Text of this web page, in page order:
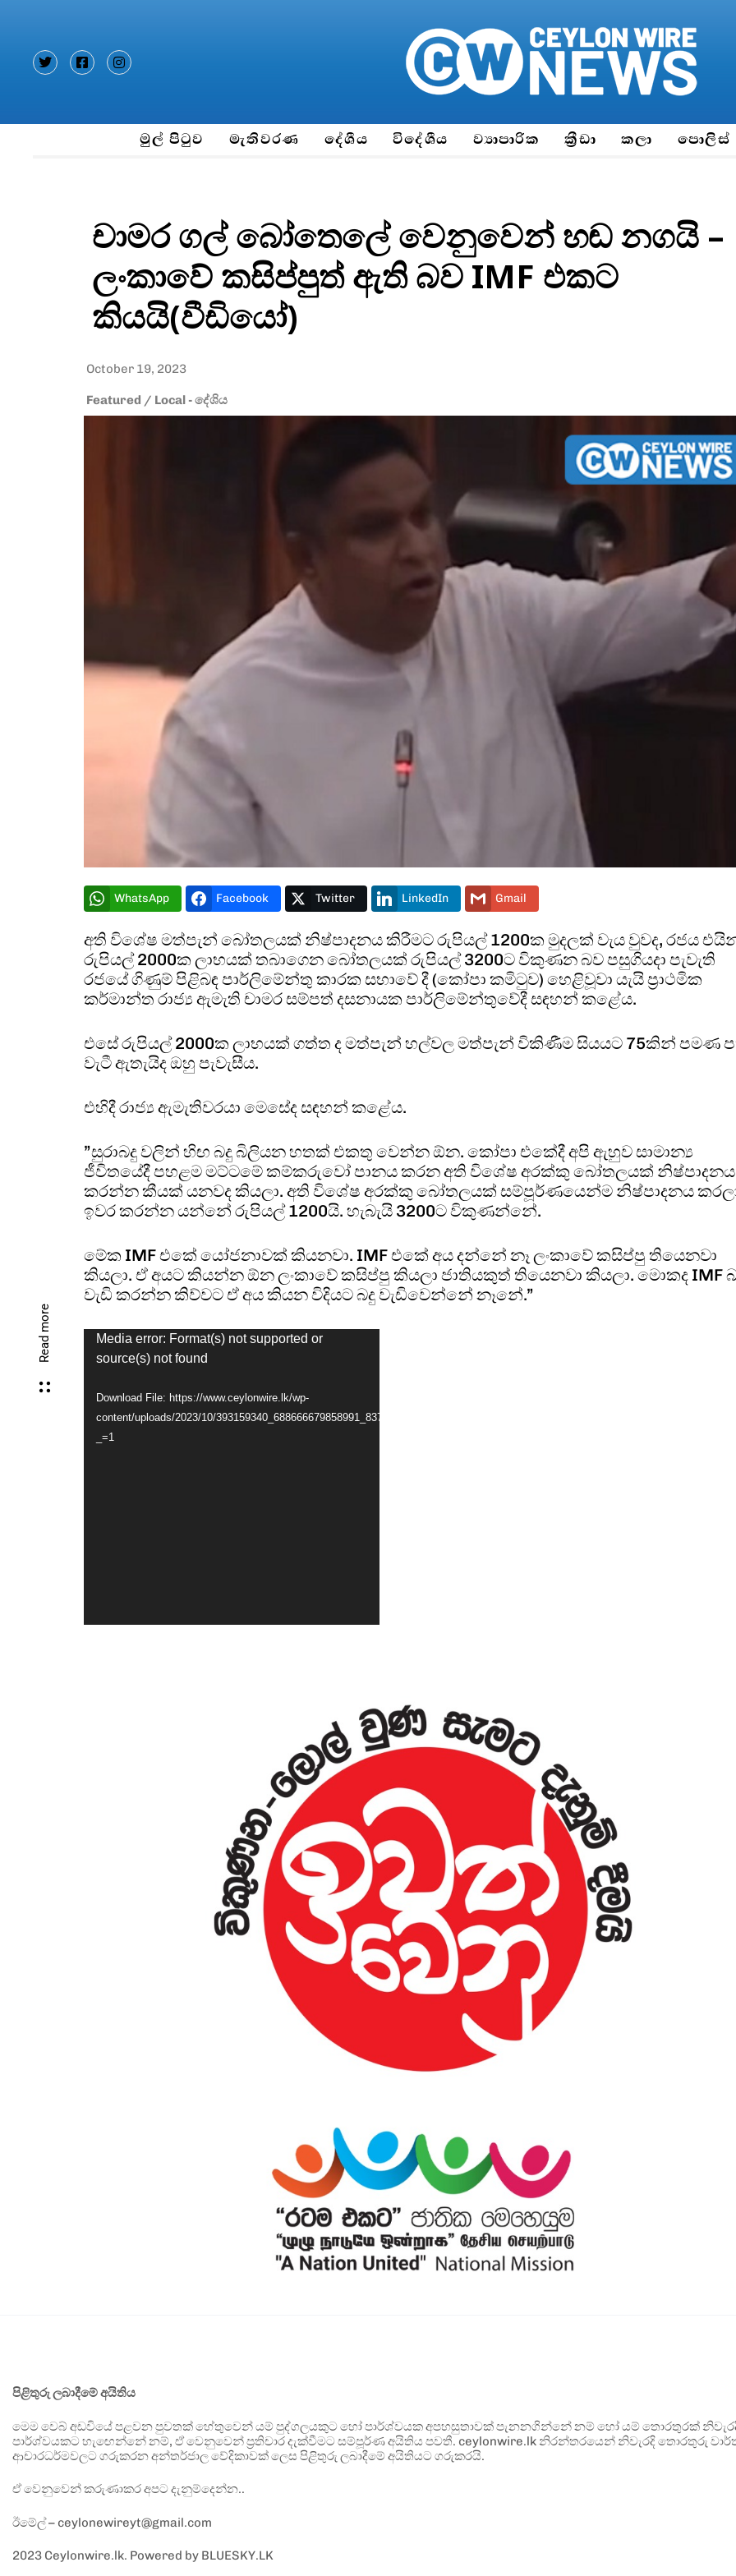
මුල් පිටුව මැතිවරණ දේශීය විදේශීය ව්‍යාපාරික ක්‍රීඩා කලා පොලිස්
Read more
චාමර ගල් බෝතෙලේ වෙනුවෙන් හඬ නගයි –
ලංකාවේ කසිප්පුත් ඇති බව IMF එකට
කියයි(වීඩියෝ)
October 19, 2023
Featured / Local - දේශිය
WhatsApp Facebook Twitter LinkedIn Gmail
අති විශේෂ මත්පැන් බෝතලයක් නිෂ්පාදනය කිරීමට රුපියල් 1200ක මුදලක් වැය වුවද, රජය
රුපියල් 2000ක ලාභයක් තබාගෙන බෝතලයක් රුපියල් 3200ට විකුණන බව පසුගියදා පැවැති
රජයේ ගිණුම් පිළිබඳ පාර්ලිමේන්තු කාරක සභාවේ දී (කෝපා කමිටුව) හෙළිවූවා යැයි ප්‍රාථමික
කර්මාන්ත රාජ්‍ය ඇමැති චාමර සම්පත් දසනායක පාර්ලිමේන්තුවේදී සඳහන් කළේය.
එසේ රුපියල් 2000ක ලාභයක් ගත්ත ද මත්පැන් හල්වල මත්පැන් විකිණීම සියයට 75කින් පමණ
වැටී ඇතැයිද ඔහු පැවැසීය.
එහිදී රාජ්‍ය ඇමැතිවරයා මෙසේද සඳහන් කළේය.
”සුරාබදු වලින් හිඟ බදු බිලියන හතක් එකතු වෙන්න ඕන. කෝපා එකේදී අපි ඇහුව සාමාන්‍ය
ජීවිතයේදී පහළම මට්ටමේ කම්කරුවෝ පානය කරන අති විශේෂ අරක්කු බෝතලයක් නිෂ්පාදනය
කරන්න කීයක් යනවද කියලා. අති විශේෂ අරක්කු බෝතලයක් සම්පූර්ණයෙන්ම නිෂ්පාදනය
ඉවර කරන්න යන්නේ රුපියල් 1200යි. හැබැයි 3200ට විකුණන්නේ.
මේක IMF එකේ යෝජනාවක් කියනවා. IMF එකේ අය දන්නේ නෑ ලංකාවේ කසිප්පු තියෙනවා
කියලා. ඒ අයට කියන්න ඕන ලංකාවේ කසිප්පු කියලා ජාතියකුත් තියෙනවා කියලා. මොකද IMF
වැඩි කරන්න කිව්වට ඒ අය කියන විදියට බදු වැඩිවෙන්නේ නෑනේ.”
Player
Media error: Format(s) not supported or
source(s) not found
Download File: https://www.ceylonwire.lk/wp-
content/uploads/2023/10/393159340_688666679858991_8375740014764980241_n.mp4?
_=1
පිළිතුරු ලබාදීමේ අයිතිය
මෙම වෙබ් අඩවියේ පළවන පුවතක් හේතුවෙන් යම් පුද්ගලයකුට හෝ පාර්ශ්වයක අපහසුතාවක් පැනනගින්නේ නම් හෝ යම් තොරතුරක්
පාර්ශ්වයකට හැඟෙන්නේ නම්, ඒ වෙනුවෙන් ප්‍රතිචාර දැක්වීමට සම්පූර්ණ අයිතිය පවතී. ceylonwire.lk නිරන්තරයෙන් නිවැරදි තොරතුරු
ආචාරධර්මවලට ගරුකරන අන්තර්ජාල වේදිකාවක් ලෙස පිළිතුරු ලබාදීමේ අයිතියට ගරුකරයි.
ඒ වෙනුවෙන් කරුණාකර අපට දැනුම්දෙන්න..
ඊමේල් – ceylonewireyt@gmail.com
2023 Ceylonwire.lk. Powered by BLUESKY.LK